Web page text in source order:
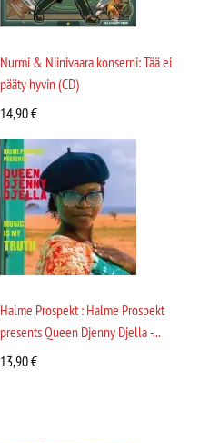
Nurmi & Niinivaara konserni: Tää ei
pääty hyvin (CD)
14,90€
Halme Prospekt : Halme Prospekt
presents Queen Djenny Djella -...
13,90€